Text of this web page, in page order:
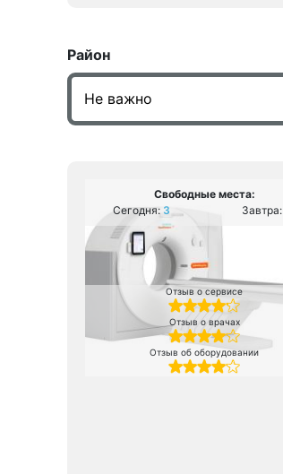
Район
Свободные места:
Сегодня: 3 Завтра:
Отзыв о сервисе
Отзыв о врачах
Отзыв об оборудовании